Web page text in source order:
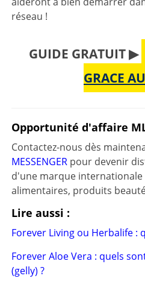
réseau !
GUIDE GRATUIT ▶
GRACE
Opportunité d'affaire
Contactez-nous dès
MESSENGER pour devenir
d'une marque
alimentaires, produits
Lire aussi :
Forever Living ou Herbalife :
Forever Aloe Vera : quels
(gelly) ?